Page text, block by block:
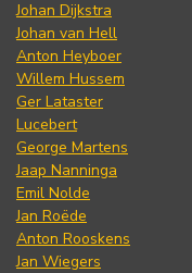
Johan Dijkstra
Johan van Hell
Anton Heyboer
Willem Hussem
Ger Lataster
Lucebert
George Martens
Jaap Nanninga
Emil Nolde
Jan Roëde
Anton Rooskens
Jan Wiegers